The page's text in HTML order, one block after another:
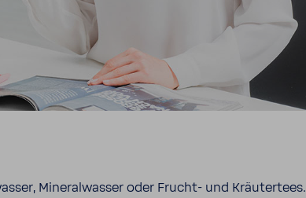
Mine­ral­wasser oder Frucht-​​ und Kräu­ter­tees.